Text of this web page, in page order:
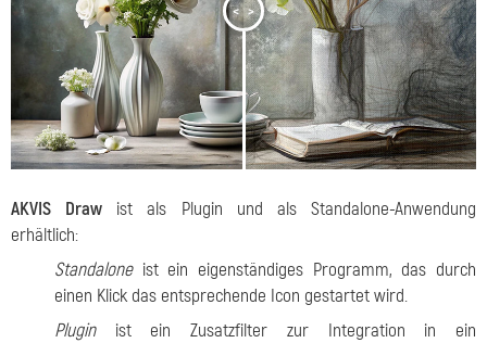
< >
AKVIS Draw ist als Plugin und als Standalone-Anwendung
erhältlich:
Standaloneist ein eigenständiges Programm, das durch
einen Klick das entsprechende Icon gestartet wird.
Pluginist ein Zusatzfilter zur Integration in ein